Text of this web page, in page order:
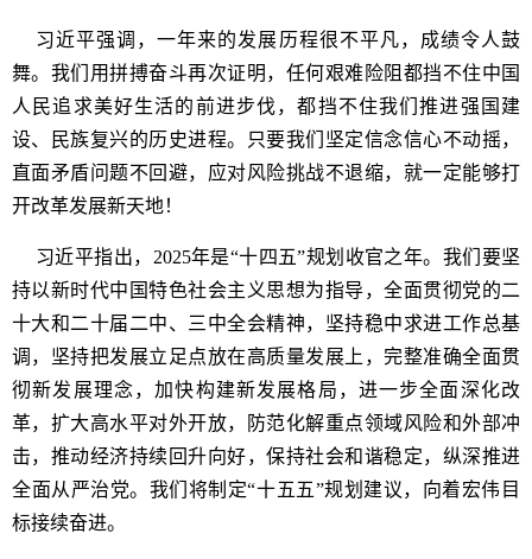
习近平强调，一年来的发展历程很不平凡，成绩令人鼓
舞。我们用拼搏奋斗再次证明，任何艰难险阻都挡不住中国
人民追求美好生活的前进步伐，都挡不住我们推进强国建
设、民族复兴的历史进程。只要我们坚定信念信心不动摇，
直面矛盾问题不回避，应对风险挑战不退缩，就一定能够打
开改革发展新天地！
习近平指出，2025年是“十四五”规划收官之年。我们要坚
持以新时代中国特色社会主义思想为指导，全面贯彻党的二
十大和二十届二中、三中全会精神，坚持稳中求进工作总基
调，坚持把发展立足点放在高质量发展上，完整准确全面贯
彻新发展理念，加快构建新发展格局，进一步全面深化改
革，扩大高水平对外开放，防范化解重点领域风险和外部冲
击，推动经济持续回升向好，保持社会和谐稳定，纵深推进
全面从严治党。我们将制定“十五五”规划建议，向着宏伟目
标接续奋进。